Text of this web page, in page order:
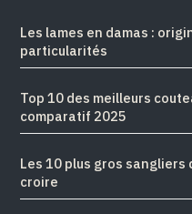
Les lames en damas :
particularités
Top 10 des meilleurs
comparatif 2025
Les 10 plus gros sangliers
croire